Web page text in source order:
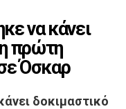
να κάνει
πρώτη
Όσκαρ
δοκιμαστικό